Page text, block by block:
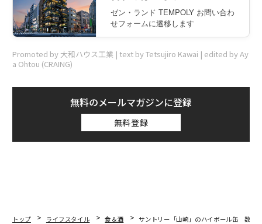
ゼン・ランド TEMPOLY お問い合わ
せフォームに遷移します
Promoted by 大和ハウス工業 | text by Tetsujiro Kawai | edited by Ay
a Ohtou (CRAING)
無料のメールマガジンに登録
無料登録
トップ ライフスタイル 食＆酒
サントリー「山崎」のハイボール缶 数量